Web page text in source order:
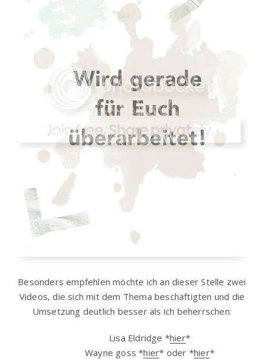
Besonders empfehlen möchte ich an dieser Stelle zwei
Videos, die sich mit dem Thema beschäftigten und die
Umsetzung deutlich besser als ich beherrschen:
Lisa Eldridge *hier*
Wayne goss *hier* oder *hier*